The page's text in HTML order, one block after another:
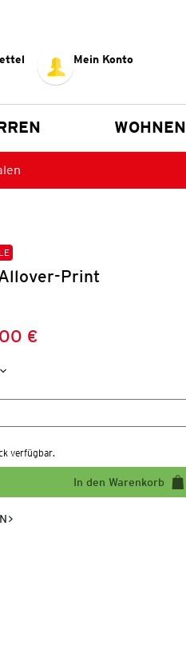
Mein Konto
WOHNEN
Print
€
verfügbar.
In den Warenkorb